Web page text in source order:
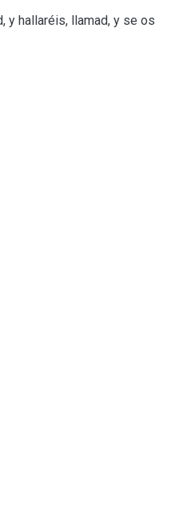
y hallaréis, llamad, y se os